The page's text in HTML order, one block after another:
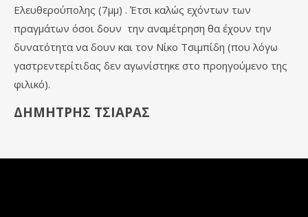
Ελευθερούπολης (7μμ) . Έτσι καλώς εχόντων των
πραγμάτων όσοι δουν την αναμέτρηση θα έχουν την
δυνατότητα να δουν και τον Νίκο Τσιμπίδη (που λόγω
γαστρεντερίτιδας δεν αγωνίστηκε στο προηγούμενο της
φιλικό).
ΔΗΜΗΤΡΗΣ ΤΣΙΑΡΑΣ